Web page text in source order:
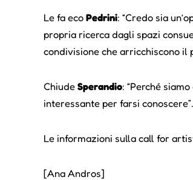
Le fa eco Pedrini: “Credo sia
propria ricerca dagli spazi
condivisione che arricchiscono il
Chiude Sperandio: “Perché
interessante per farsi conoscere”.
Le informazioni sulla call for
[Ana Andros]